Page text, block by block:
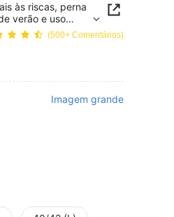
às riscas, perna
verão e uso
(500+ Comentários)
Imagem grande